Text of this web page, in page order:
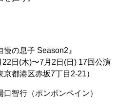
の息⼦ Season2』
⽇(⽊)〜7⽉2⽇(⽇) 17回公演
都港区赤坂7丁目2-21）
⼝智⾏（ポンポンペイン）